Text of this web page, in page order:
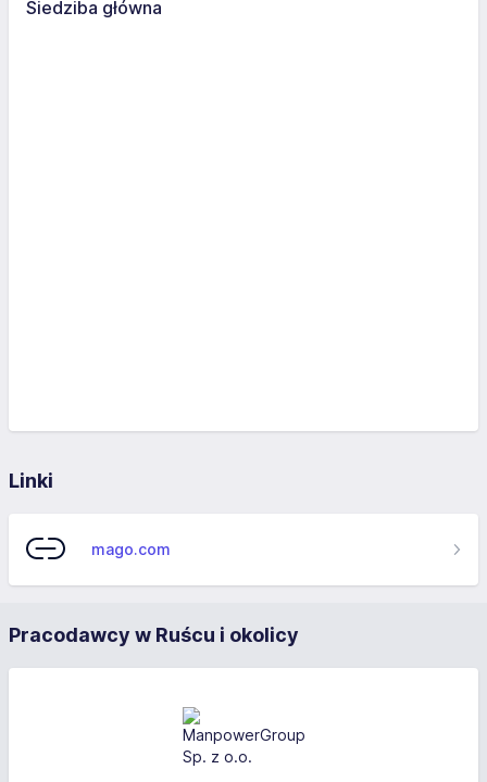
Siedziba główna
Linki
mago.com
Pracodawcy w Ruścu i okolicy